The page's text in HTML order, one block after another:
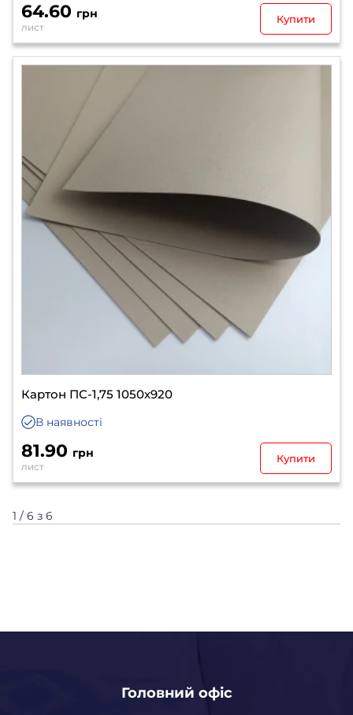
64.60 грн
лист
Купити
Картон ПС-1,75 1050х920
В наявності
81.90 грн
лист
Купити
1 / 6 з 6
Головний офіс